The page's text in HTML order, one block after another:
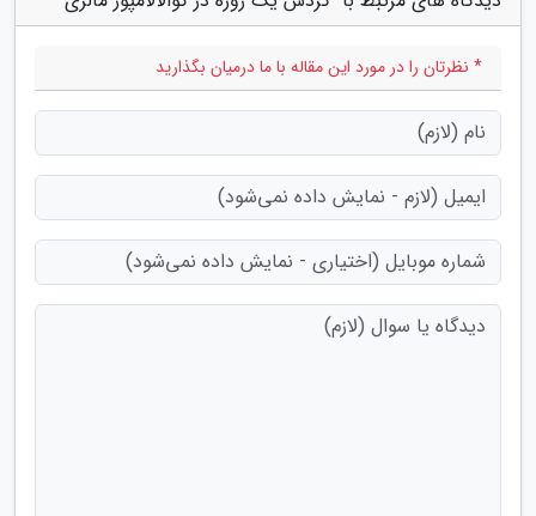
* نظرتان را در مورد این مقاله با ما درمیان بگذارید